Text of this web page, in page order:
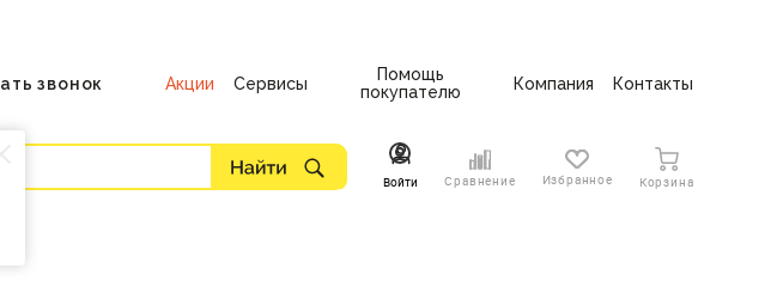
звонок Акции Сервисы
Помощь
покупателю
Компания Контакты
Войти Сравнение Избранное Корзина